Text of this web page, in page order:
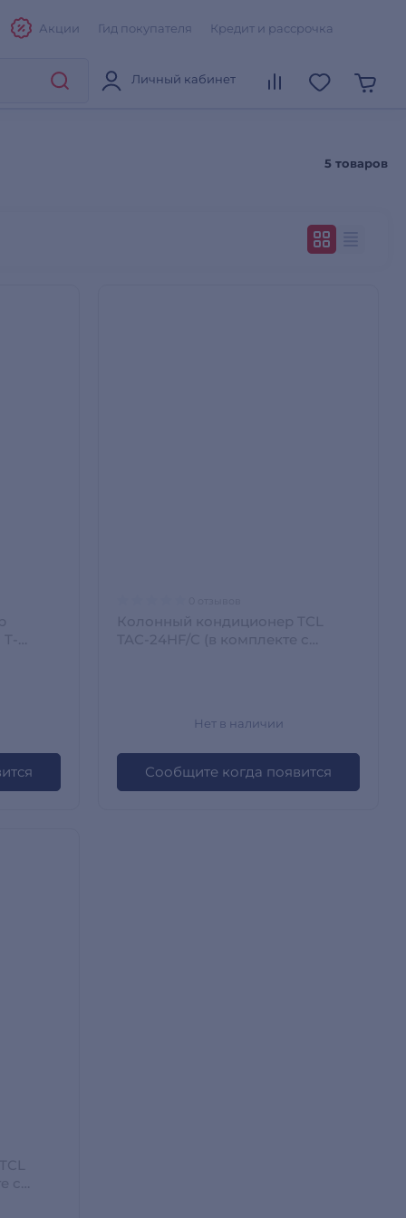
Акции Гид покупателя Кредит и рассрочка
Личный кабинет
5 товаров
Нет в наличии
Сообщите когда появится